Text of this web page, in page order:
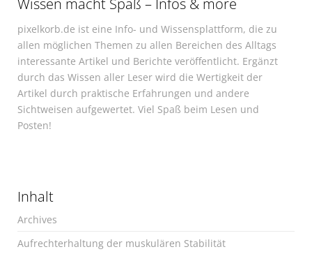
pixelkorb.de ist eine Info- und Wissensplattform, die zu
allen möglichen Themen zu allen Bereichen des Alltags
interessante Artikel und Berichte veröffentlicht. Ergänzt
durch das Wissen aller Leser wird die Wertigkeit der
Artikel durch praktische Erfahrungen und andere
Sichtweisen aufgewertet. Viel Spaß beim Lesen und
Posten!
Inhalt
Archives
Aufrechterhaltung der muskulären Stabilität